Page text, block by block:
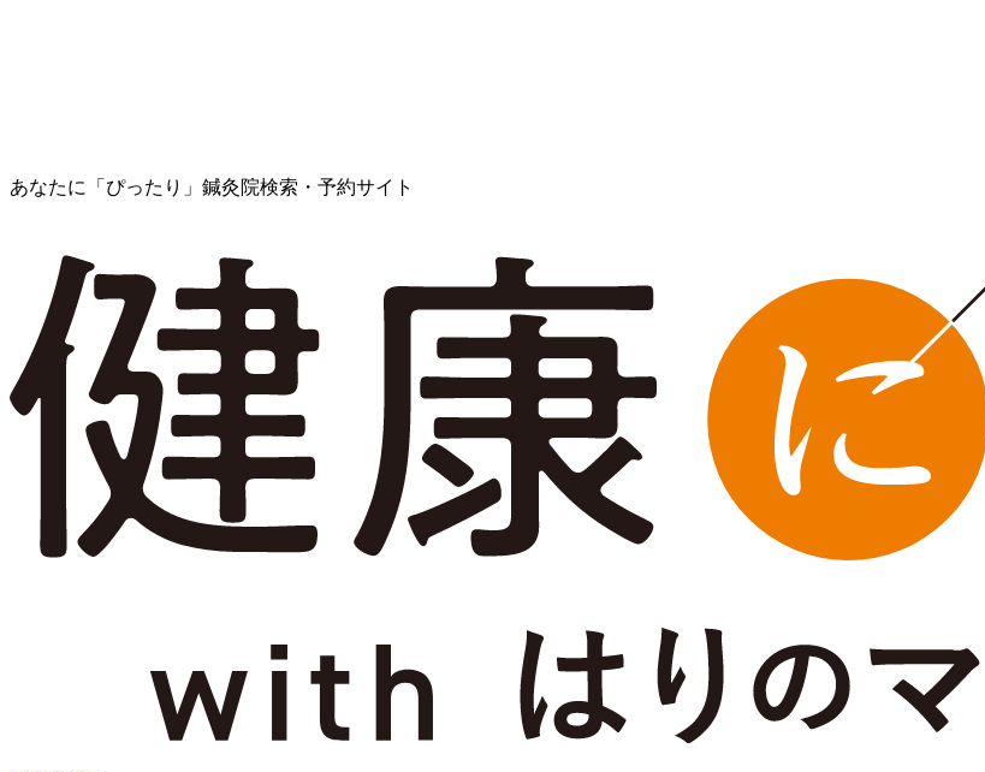
あなたに「ぴったり」鍼灸院検索・予約サイト